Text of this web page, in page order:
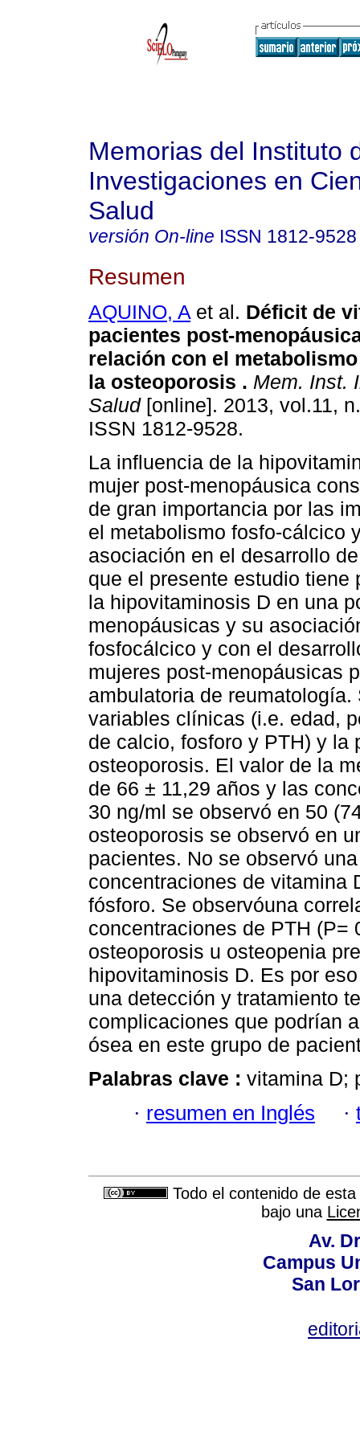
Memorias del Instituto
Investigaciones en
Salud
versión On-line ISSN 1812-9528
Resumen
AQUINO, A et al. Déficit de
pacientes post-
relación con el
la osteoporosis . Mem. Inst.
Salud[online]. 2013, vol.11,
ISSN 1812-9528.
La influencia de la
mujer post-menopáusica
de gran importancia por las
el metabolismo fosfo-cálcico
asociación en el desarrollo
que el presente estudio
la hipovitaminosis D en una
menopáusicas y su
fosfocálcico y con el
mujeres post-menopáusicas
ambulatoria de
variables clínicas (i.e. edad,
de calcio, fosforo y PTH) y la
osteoporosis. El valor de la
de 66 ± 11,29 años y las
30 ng/ml se observó en 50
osteoporosis se observó en
pacientes. No se observó
concentraciones de vitamina
fósforo. Se observóuna
concentraciones de PTH (P=
osteoporosis u osteopenia
hipovitaminosis D. Es por
una detección y tratamiento
complicaciones que podrían
ósea en este grupo de
Palabras clave : vitamina D;
· resumen en Inglés ·
Todo el contenido de
bajo una
Av.
Campus
San